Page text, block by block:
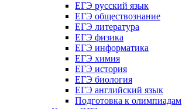
ЕГЭ русский язык
ЕГЭ обществознание
ЕГЭ литература
ЕГЭ физика
ЕГЭ информатика
ЕГЭ химия
ЕГЭ история
ЕГЭ биология
ЕГЭ английский язык
Подготовка к олимпиадам